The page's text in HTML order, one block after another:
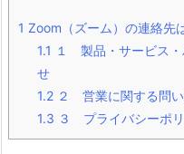
1 Zoom（ズーム）の連絡先
1.1 １ 製品・サービス・
せ
1.2 ２ 営業に関する問
1.3 ３ プライバシーポ